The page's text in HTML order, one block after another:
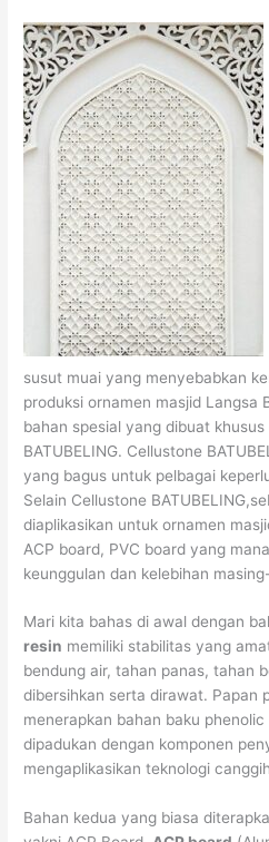
susut muai yang menyebabkan
produksi ornamen masjid Langsa
bahan spesial yang dibuat
BATUBELING. Cellustone
yang bagus untuk pelbagai
Selain Cellustone
diaplikasikan untuk ornamen
ACP board, PVC board yang
keunggulan dan kelebihan
Mari kita bahas di awal dengan
resin memiliki stabilitas yang
bendung air, tahan panas, tahan
dibersihkan serta dirawat. Papan
menerapkan bahan baku
dipadukan dengan komponen
mengaplikasikan teknologi
Bahan kedua yang biasa